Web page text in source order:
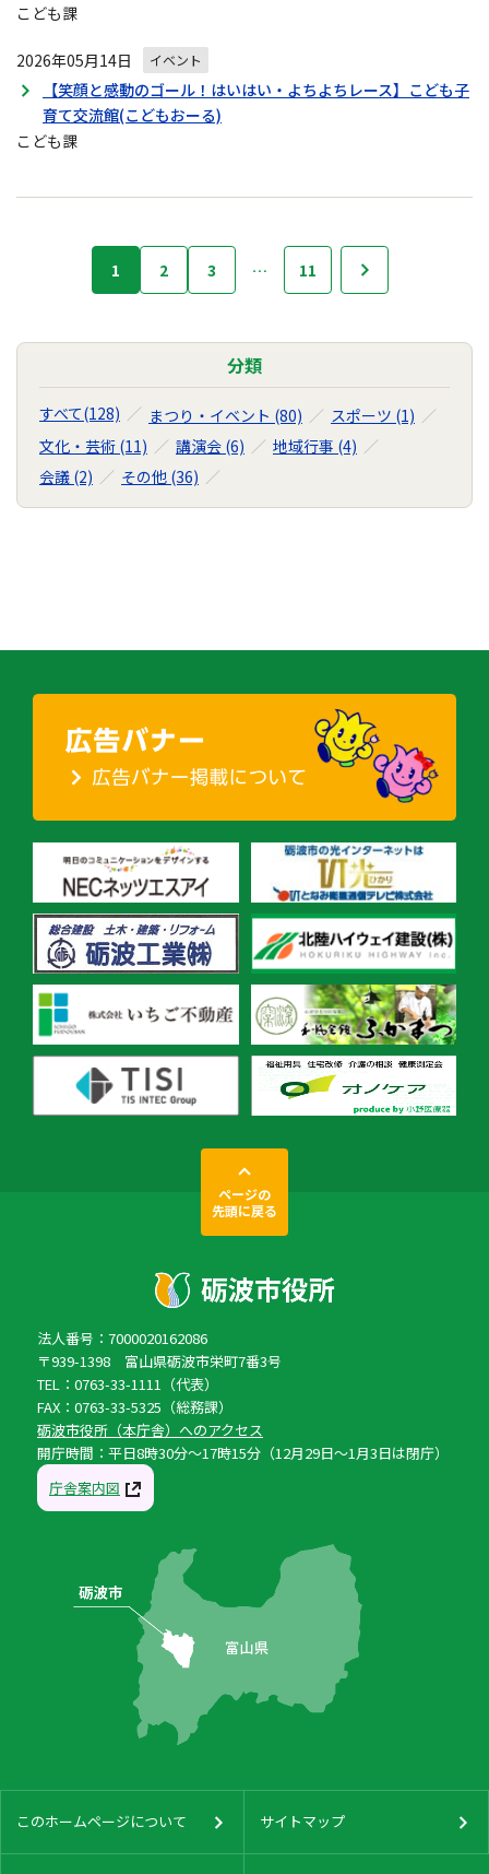
こども課
2026年05月14日 イベント
【笑顔と感動のゴール！はいはい・よちよちレース】こども子
育て交流館(こどもおーる)
こども課
ン
ー
1 2 3 … 11
分類
すべて(128) まつり・イベント (80)
スポーツ (1)
文化・芸術 (11)
講演会 (6)
地域行事 (4)
会議 (2)
その他 (36)
ページの
先頭に戻る
法人番号：7000020162086
〒939-1398 富山県砺波市栄町7番3号
TEL：0763-33-1111（代表）
FAX：0763-33-5325（総務課）
砺波市役所（本庁舎）へのアクセス
開庁時間：平日8時30分〜17時15分（12月29日〜1月3日は閉庁）
庁舎案内図
このホームページについて サイトマップ